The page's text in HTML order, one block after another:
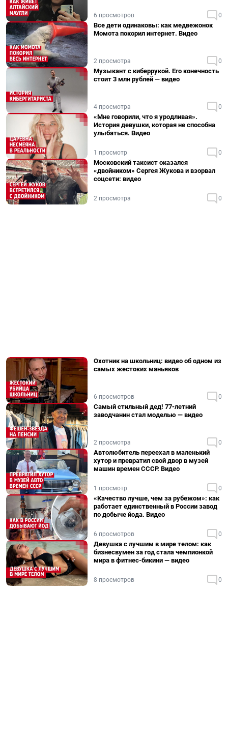
6 просмотров 0
Все дети одинаковы: как медвежонок
Момота покорил интернет. Видео
2 просмотра 0
Музыкант с киберрукой. Его конечность
стоит 3 млн рублей — видео
4 просмотра 0
«Мне говорили, что я уродливая».
История девушки, которая не способна
улыбаться. Видео
1 просмотр 0
Московский таксист оказался
«двойником» Сергея Жукова и взорвал
соцсети: видео
2 просмотра 0
Охотник на школьниц: видео об одном из
самых жестоких маньяков
6 просмотров 0
Самый стильный дед! 77-летний
заводчанин стал моделью — видео
2 просмотра 0
Автолюбитель переехал в маленький
хутор и превратил свой двор в музей
машин времен СССР. Видео
1 просмотр 0
«Качество лучше, чем за рубежом»: как
работает единственный в России завод
по добыче йода. Видео
6 просмотров 0
Девушка с лучшим в мире телом: как
бизнесвумен за год стала чемпионкой
мира в фитнес-бикини — видео
8 просмотров 0